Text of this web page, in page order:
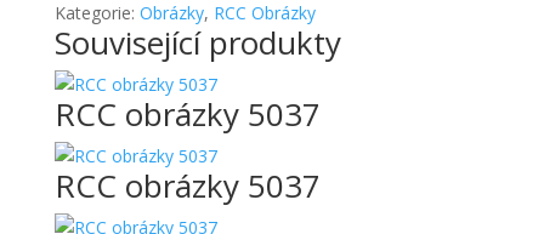
Kategorie: Obrázky, RCC Obrázky
Související produkty
RCC obrázky 5037
RCC obrázky 5037